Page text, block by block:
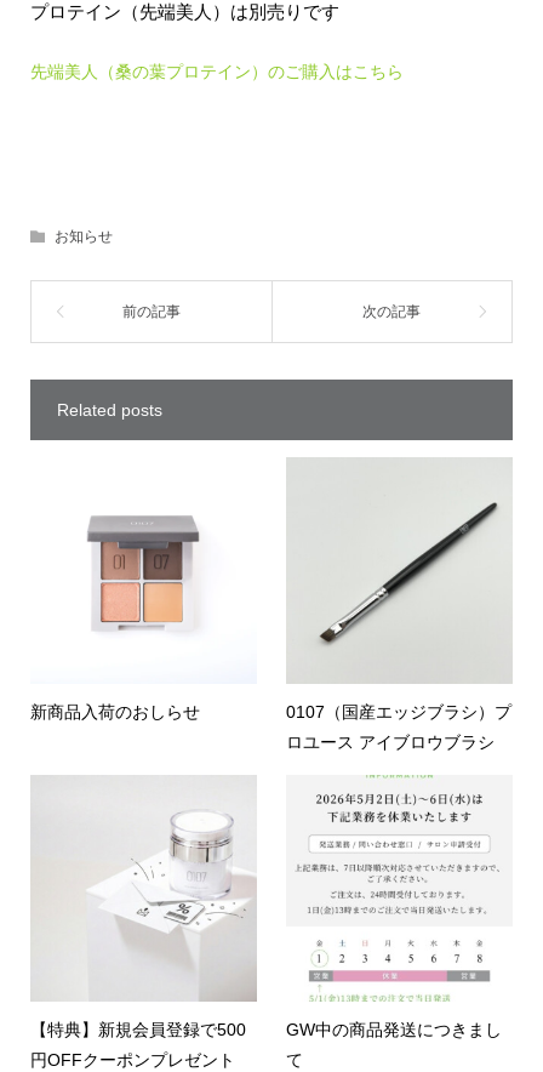
プロテイン（先端美人）は別売りです
先端美人（桑の葉プロテイン）のご購入はこちら
お知らせ
Related posts
新商品入荷のおしらせ
0107（国産エッジブラシ）プ
ロユース アイブロウブラシ
【特典】新規会員登録で500
円OFFクーポンプレゼント
GW中の商品発送につきまし
て